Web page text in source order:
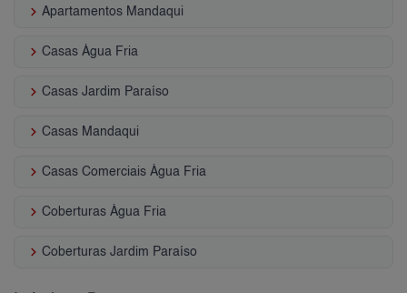
keyboard_arrow_right Apartamentos Mandaqui
keyboard_arrow_right Casas Água Fria
keyboard_arrow_right Casas Jardim Paraíso
keyboard_arrow_right Casas Mandaqui
keyboard_arrow_right Casas Comerciais Água Fria
keyboard_arrow_right Coberturas Água Fria
keyboard_arrow_right Coberturas Jardim Paraíso